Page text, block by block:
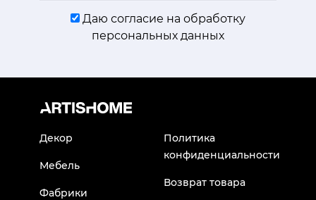
Даю согласие на обработку
персональных данных
Декор
Мебель
Фабрики
Политика
конфиденциальности
Возврат товара